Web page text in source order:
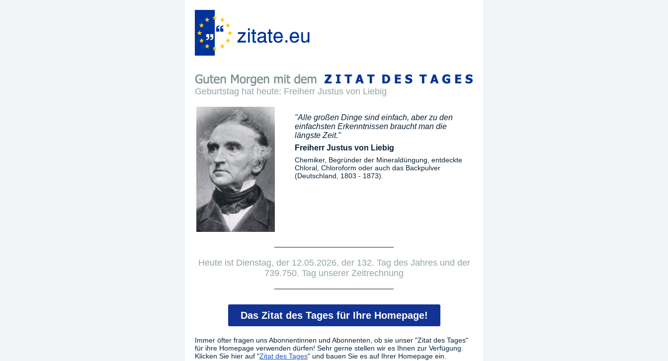
Geburtstag hat heute: Freiherr Justus von Liebig
"Alle großen Dinge sind einfach, aber zu den
einfachsten Erkenntnissen braucht man die
längste Zeit."
Freiherr Justus von Liebig
Chemiker, Begründer der Mineraldüngung, entdeckte
Chloral, Chloroform oder auch das Backpulver
(Deutschland, 1803 - 1873).
Heute ist Dienstag, der 12.05.2026, der 132. Tag des Jahres und der
739.750. Tag unserer Zeitrechnung
Das Zitat des Tages für Ihre Homepage!
Immer öfter fragen uns Abonnentinnen und Abonnenten, ob sie unser "Zitat des Tages"
für ihre Homepage verwenden dürfen! Sehr gerne stellen wir es Ihnen zur Verfügung.
Klicken Sie hier auf "Zitat des Tages" und bauen Sie es auf Ihrer Homepage ein.